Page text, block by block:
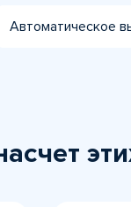
Автоматическое